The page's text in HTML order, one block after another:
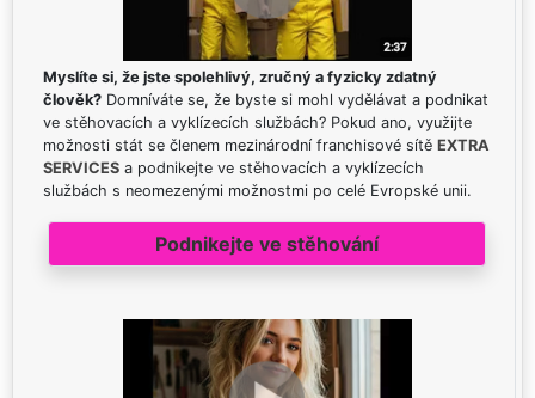
Myslíte si, že jste spolehlivý, zručný a fyzicky zdatný
člověk? Domníváte se, že byste si mohl vydělávat a podnikat
ve stěhovacích a vyklízecích službách? Pokud ano, využijte
možnosti stát se členem mezinárodní franchisové sítě EXTRA
SERVICES a podnikejte ve stěhovacích a vyklízecích
službách s neomezenými možnostmi po celé Evropské unii.
Podnikejte ve stěhování